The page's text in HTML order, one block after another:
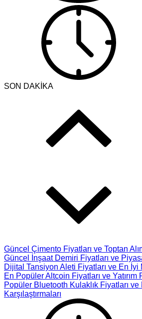
SON DAKİKA
Güncel Çimento Fiyatları ve Toptan
Güncel İnşaat Demiri Fiyatları ve
Dijital Tansiyon Aleti Fiyatları ve En İyi
En Popüler Altcoin Fiyatları ve Yatırım
Popüler Bluetooth Kulaklık Fiyatları ve
Karşılaştırmaları